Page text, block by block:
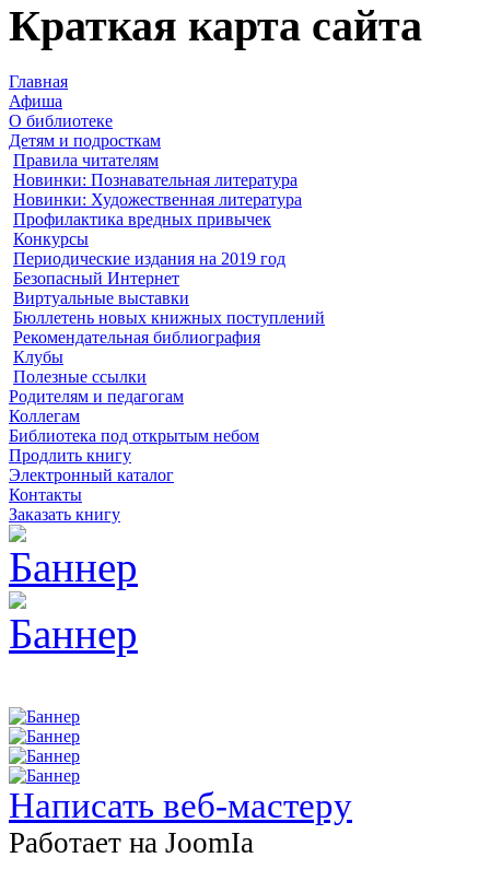
Краткая карта сайта
Главная
Афиша
О библиотеке
Детям и подросткам
Правила читателям
Новинки: Познавательная литература
Новинки: Художественная литература
Профилактика вредных привычек
Конкурсы
Периодические издания на 2019 год
Безопасный Интернет
Виртуальные выставки
Бюллетень новых книжных поступлений
Рекомендательная библиография
Клубы
Полезные ссылки
Родителям и педагогам
Коллегам
Библиотека под открытым небом
Продлить книгу
Электронный каталог
Контакты
Заказать книгу
Написать веб-мастеру
Работает на JоomIа